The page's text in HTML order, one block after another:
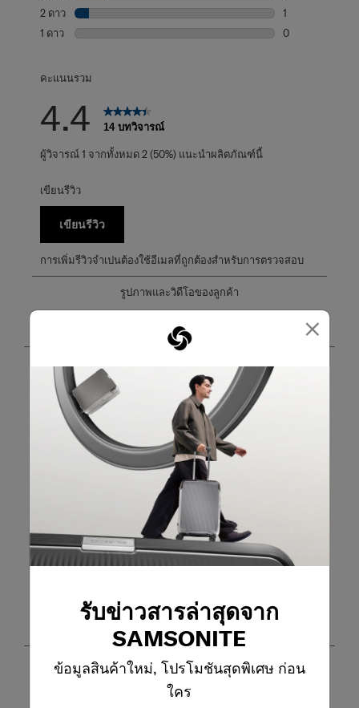
×
รับข่าวสารล่าสุดจาก
SAMSONITE
ข้อมูลสินค้าใหม่, โปรโมชันสุดพิเศษ ก่อน
ใคร
บทวิจารณ์2 บทที่
2 ดาว ดาว
1
บทวิจารณ์1 บทที่
1 ดาว ดาว
0
คะแนนรวม
4.4 14 บทวิจารณ์
ผู้วิจารณ์ 1 จากทั้งหมด 2 (50%) แนะนำผลิตภัณฑ์นี้
เขียนรีวิว
เขียนรีวิว
การเพิ่มรีวิวจำเปนต้องใช้อีเมลที่ถูกต้องสำหรับการตรวจสอบ
รูปภาพและวิดีโอของลูกค้า
ค้นหาหัวข้อและตรวจสอบภูมิภาคการค้นหา
8
บทวิจารณ์
5 จาก 5 ดาว
Great features - excellent case